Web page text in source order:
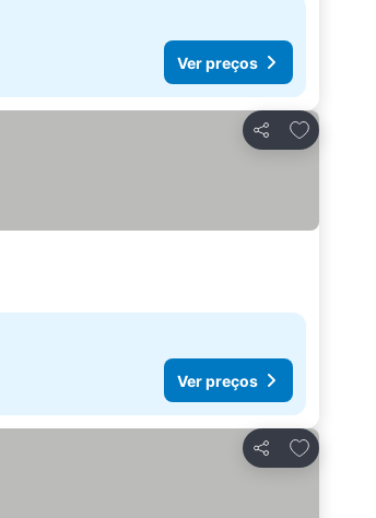
Ver preços
Partilhar
Adicionar
Ver preços
Partilhar
Adicionar